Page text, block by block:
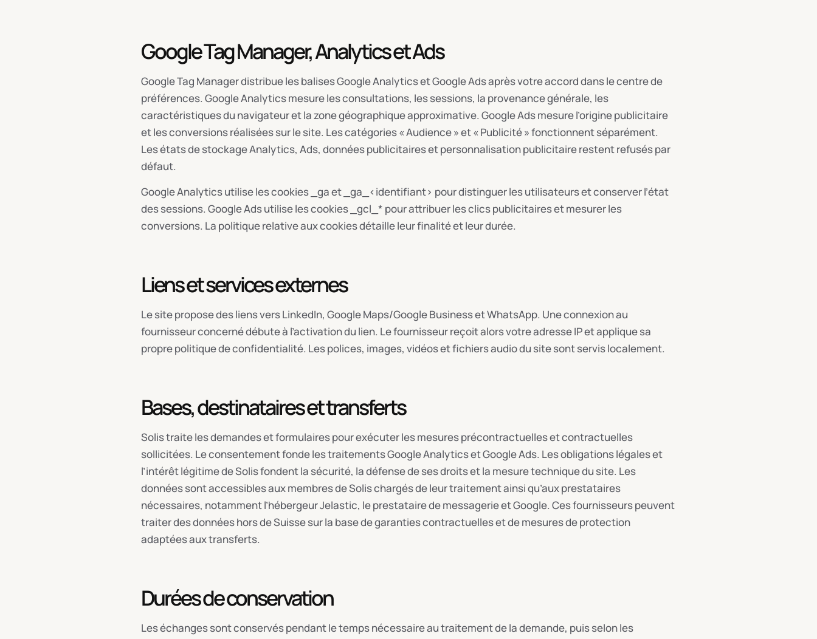
Google Tag Manager, Analytics et Ads
Google Tag Manager distribue les balises Google Analytics et Google Ads après votre accord dans le centre de
préférences. Google Analytics mesure les consultations, les sessions, la provenance générale, les
caractéristiques du navigateur et la zone géographique approximative. Google Ads mesure l’origine publicitaire
et les conversions réalisées sur le site. Les catégories « Audience » et « Publicité » fonctionnent séparément.
Les états de stockage Analytics, Ads, données publicitaires et personnalisation publicitaire restent refusés par
défaut.
Google Analytics utilise les cookies _ga et _ga_<identifiant> pour distinguer les utilisateurs et conserver l’état
des sessions. Google Ads utilise les cookies _gcl_* pour attribuer les clics publicitaires et mesurer les
conversions. La politique relative aux cookies détaille leur finalité et leur durée.
Liens et services externes
Le site propose des liens vers LinkedIn, Google Maps/Google Business et WhatsApp. Une connexion au
fournisseur concerné débute à l’activation du lien. Le fournisseur reçoit alors votre adresse IP et applique sa
propre politique de confidentialité. Les polices, images, vidéos et fichiers audio du site sont servis localement.
Bases, destinataires et transferts
Solis traite les demandes et formulaires pour exécuter les mesures précontractuelles et contractuelles
sollicitées. Le consentement fonde les traitements Google Analytics et Google Ads. Les obligations légales et
l’intérêt légitime de Solis fondent la sécurité, la défense de ses droits et la mesure technique du site. Les
données sont accessibles aux membres de Solis chargés de leur traitement ainsi qu’aux prestataires
nécessaires, notamment l’hébergeur Jelastic, le prestataire de messagerie et Google. Ces fournisseurs peuvent
traiter des données hors de Suisse sur la base de garanties contractuelles et de mesures de protection
adaptées aux transferts.
Durées de conservation
Les échanges sont conservés pendant le temps nécessaire au traitement de la demande, puis selon les